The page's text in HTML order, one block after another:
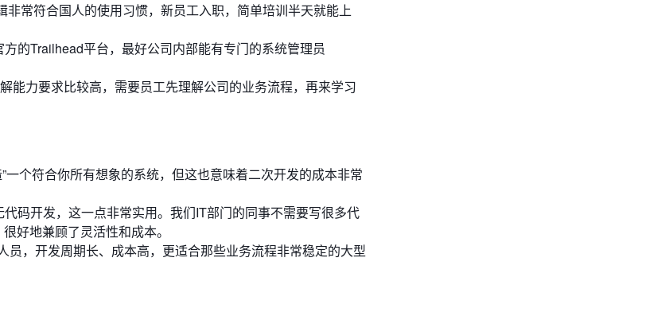
常符合国人的使用习惯，新员工入职，简单培训半天就能上
的Trailhead平台，最好公司内部能有专门的系统管理员
能力要求比较高，需要员工先理解公司的业务流程，再来学习
一个符合你所有想象的系统，但这也意味着二次开发的成本非常
码开发，这一点非常实用。我们IT部门的同事不需要写很多代
好地兼顾了灵活性和成本。
员，开发周期长、成本高，更适合那些业务流程非常稳定的大型